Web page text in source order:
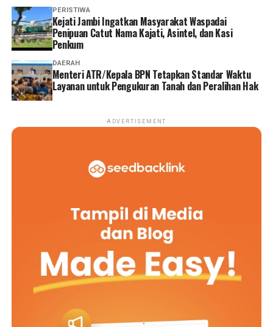
PERISTIWA
‎Kejati Jambi Ingatkan Masyarakat Waspadai
Penipuan Catut Nama Kajati, Asintel, dan Kasi
Penkum
DAERAH
Menteri ATR/Kepala BPN Tetapkan Standar Waktu
Layanan untuk Pengukuran Tanah dan Peralihan Hak
ADVERTISEMENT